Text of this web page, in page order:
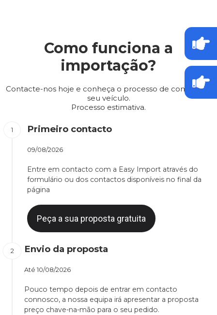
Como funciona a
importação?
Contacte-nos hoje e conheça o processo de compra do
seu veículo.
Processo estimativa.
Primeiro contacto
09/08/2026
Entre em contacto com a Easy Import através do
formulário ou dos contactos disponíveis no final da
página
Peça a sua proposta gratuita
Envio da proposta
Até 10/08/2026
Pouco tempo depois de entrar em contacto
connosco, a nossa equipa irá apresentar a proposta
preço chave-na-mão para o seu pedido.